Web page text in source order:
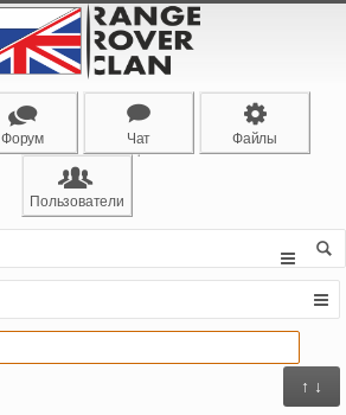
Форум Чат Файлы
Пользователи
↑ ↓